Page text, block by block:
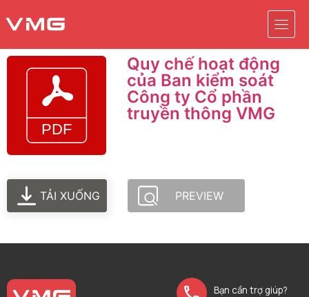
Quy chế hoạt động
của Ban kiểm soát
Công ty Cổ phần
truyền thông VMG
TẢI XUỐNG PREVIEW
Bạn cần trợ giúp?